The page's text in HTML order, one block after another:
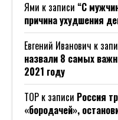
Ями к записи “С
причина ухудшения
Евгений Иванович к
назвали 8 самых
2021 году
ТОР к записи Россия
«бородачей»,